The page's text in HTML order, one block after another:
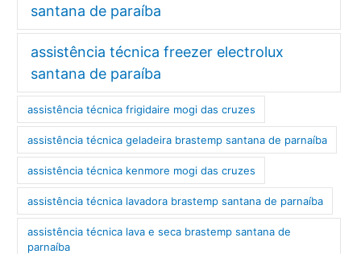
santana de paraíba
assistência técnica freezer electrolux
santana de paraíba
assistência técnica frigidaire mogi das cruzes
assistência técnica geladeira brastemp santana de parnaíba
assistência técnica kenmore mogi das cruzes
assistência técnica lavadora brastemp santana de parnaíba
assistência técnica lava e seca brastemp santana de
parnaíba